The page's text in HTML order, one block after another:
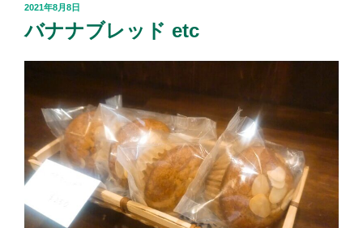
投
日:
2021年8月8日
バナナブレッド etc